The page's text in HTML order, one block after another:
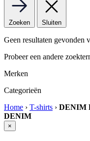
Zoeken Sluiten
Geen resultaten gevonden
Probeer een andere
Merken
Categorieën
Home › T-shirts › DENIM
DENIM
×